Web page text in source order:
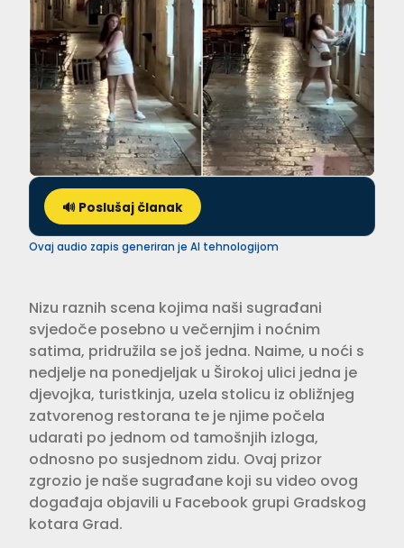
🔊 Poslušaj članak
Ovaj audio zapis generiran je AI tehnologijom
Nizu raznih scena kojima naši sugrađani
svjedoče posebno u večernjim i noćnim
satima, pridružila se još jedna. Naime, u noći s
nedjelje na ponedjeljak u Širokoj ulici jedna je
djevojka, turistkinja, uzela stolicu iz obližnjeg
zatvorenog restorana te je njime počela
udarati po jednom od tamošnjih izloga,
odnosno po susjednom zidu. Ovaj prizor
zgrozio je naše sugrađane koji su video ovog
događaja objavili u Facebook grupi Gradskog
kotara Grad.